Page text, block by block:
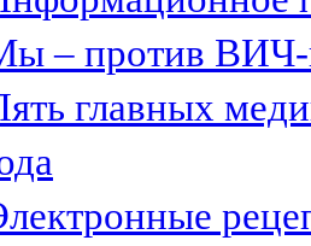
– против
главных